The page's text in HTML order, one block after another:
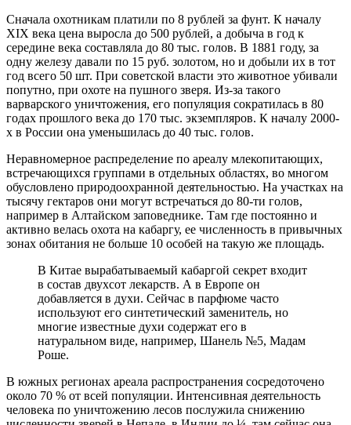
Сначала охотникам платили по 8 рублей за фунт. К началу
XIX века цена выросла до 500 рублей, а добыча в год к
середине века составляла до 80 тыс. голов. В 1881 году, за
одну железу давали по 15 руб. золотом, но и добыли их в тот
год всего 50 шт. При советской власти это животное убивали
попутно, при охоте на пушного зверя. Из-за такого
варварского уничтожения, его популяция сократилась в 80
годах прошлого века до 170 тыс. экземпляров. К началу 2000-
х в России она уменьшилась до 40 тыс. голов.
Неравномерное распределение по ареалу млекопитающих,
встречающихся группами в отдельных областях, во многом
обусловлено природоохранной деятельностью. На участках на
тысячу гектаров они могут встречаться до 80-ти голов,
например в Алтайском заповеднике. Там где постоянно и
активно велась охота на кабаргу, ее численность в привычных
зонах обитания не больше 10 особей на такую же площадь.
В Китае вырабатываемый кабаргой секрет входит
в состав двухсот лекарств. А в Европе он
добавляется в духи. Сейчас в парфюме часто
используют его синтетический заменитель, но
многие известные духи содержат его в
натуральном виде, например, Шанель №5, Мадам
Роше.
В южных регионах ареала распространения сосредоточено
около 70 % от всей популяции. Интенсивная деятельность
человека по уничтожению лесов послужила снижению